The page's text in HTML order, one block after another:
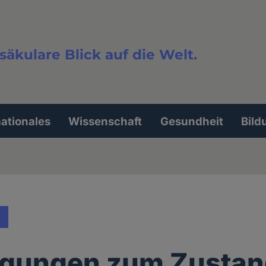
Blick auf die Welt.
Wissenschaft Gesundheit